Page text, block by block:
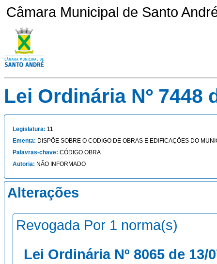
Câmara Municipal de Santo
Lei Ordinária Nº 7448
Legislatura: 11
Ementa: DISPÕE SOBRE O CODIGO DE OBRAS E EDIFICAÇÕES DO
Palavras-chave: CÓDIGO OBRA
Autoria: NÃO INFORMADO
Alterações
Revogada Por 1 norma(s)
Lei Ordinária Nº 8065 de 13/